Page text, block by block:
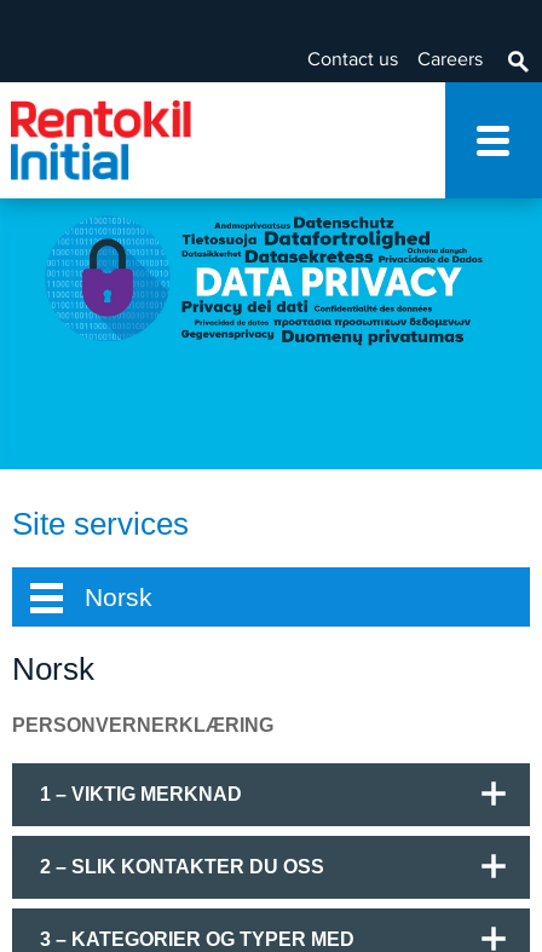
Contact us Careers
Site services
Norsk
Norsk
PERSONVERNERKLÆRING
1 – VIKTIG MERKNAD
2 – SLIK KONTAKTER DU OSS
3 – KATEGORIER OG TYPER MED